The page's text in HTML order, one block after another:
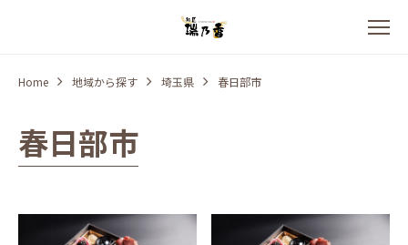
Home 地域から探す 埼玉県 春日部市
春日部市